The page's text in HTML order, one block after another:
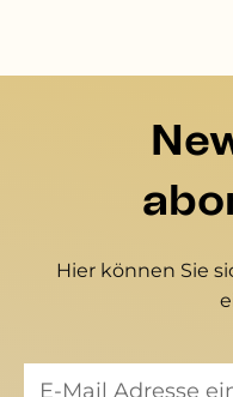
Hier können Sie